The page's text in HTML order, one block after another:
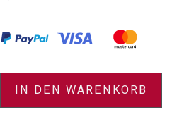
Averin Chronograph Mondphase
IN DEN WARENKORB